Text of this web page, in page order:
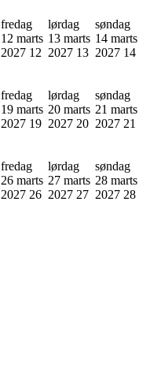
fredag
12 marts
2027 12
lørdag
13 marts
2027 13
søndag
14 marts
2027 14
fredag
19 marts
2027 19
lørdag
20 marts
2027 20
søndag
21 marts
2027 21
fredag
26 marts
2027 26
lørdag
27 marts
2027 27
søndag
28 marts
2027 28